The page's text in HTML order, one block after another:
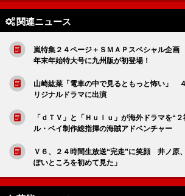
関連ニュース
嵐特集２４ページ＋ＳＭＡＰスペシャル企画
年末年始特大号に九州版が初登場！
山崎紘菜「電車の中で見るともっと怖い」
リジナルドラマに出演
「ｄＴＶ」と「Ｈｕｌｕ」が海外ドラマを“
ル・ベイ制作総指揮の海賊アドベンチャー
Ｖ６、２４時間生放送“完走”に笑顔 井ノ原
ぽいところを初めて見た」